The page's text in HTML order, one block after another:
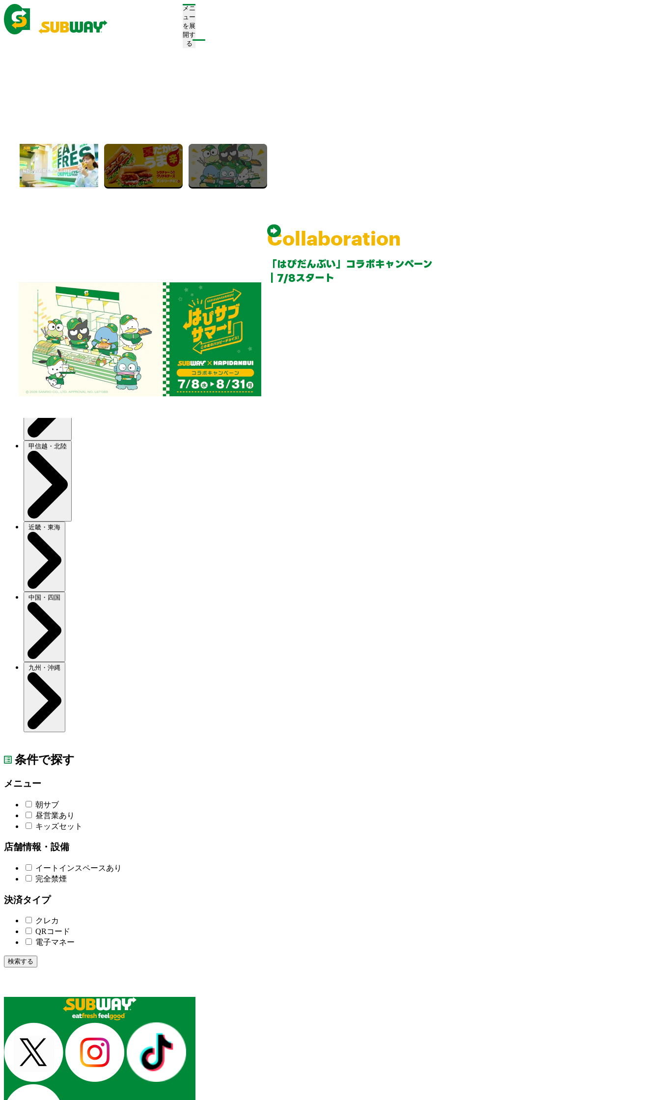
Collaboration
「はぴだんぶい」コラボキャンペーン
｜7/8スタート
メニ
ュー
を展
開す
る
現在地から探す
近くの店舗を探す
関東
北海道・東北
甲信越・北陸
近畿・東海
中国・四国
九州・沖縄
条件で探す
メニュー
朝サブ
昼営業あり
キッズセット
店舗情報・設備
イートインスペースあり
完全禁煙
決済タイプ
クレカ
QRコード
電子マネー
検索する